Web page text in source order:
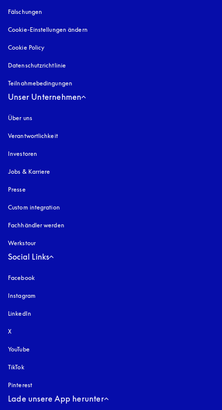
Fälschungen
Cookie-Einstellungen ändern
Cookie Policy
Datenschutzrichtlinie
Teilnahmebedingungen
Unser Unternehmen
Über uns
Verantwortlichkeit
Investoren
Jobs & Karriere
Presse
Custom integration
Fachhändler werden
Werkstour
Social Links
Facebook
Instagram
LinkedIn
X
YouTube
TikTok
Pinterest
Lade unsere App herunter